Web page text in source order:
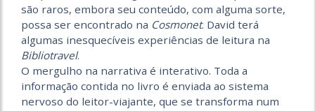
são raros, embora seu conteúdo, com alguma sorte,
possa ser encontrado na Cosmonet. David terá
algumas inesquecíveis experiências de leitura na
Bibliotravel.
O mergulho na narrativa é interativo. Toda a
informação contida no livro é enviada ao sistema
nervoso do leitor-viajante, que se transforma num